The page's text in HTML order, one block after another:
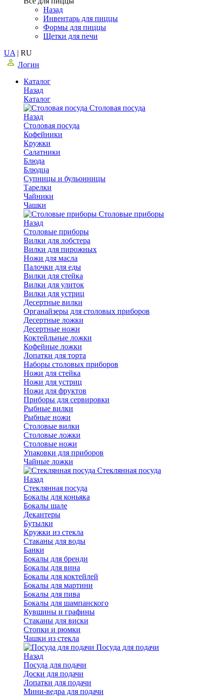
Назад
Инвентарь для пиццы
Формы для пиццы
Щетки для печи
UA | RU
Логин
Каталог
Назад
Каталог
Столовая посуда
Назад
Столовая посуда
Кофейники
Кружки
Салатники
Блюда
Блюдца
Супницы и бульонницы
Тарелки
Чайники
Чашки
Cтоловые приборы
Назад
Cтоловые приборы
Вилки для лобстера
Вилки для пирожных
Ножи для масла
Палочки для еды
Вилки для стейка
Вилки для улиток
Вилки для устриц
Десертные вилки
Органайзеры для столовых приборов
Десертные ложки
Десертные ножи
Коктейльные ложки
Кофейные ложки
Лопатки для торта
Наборы столовых приборов
Ножи для стейка
Ножи для устриц
Ножи для фруктов
Приборы для сервировки
Рыбные вилки
Рыбные ножи
Столовые вилки
Столовые ложки
Столовые ножи
Упаковки для приборов
Чайные ложки
Стеклянная посуда
Назад
Стеклянная посуда
Бокалы для коньяка
Бокалы шале
Декантеры
Бутылки
Кружки из стекла
Стаканы для воды
Банки
Бокалы для бренди
Бокалы для вина
Бокалы для коктейлей
Бокалы для мартини
Бокалы для пива
Бокалы для шампанского
Кувшины и графины
Стаканы для виски
Стопки и рюмки
Чашки из стекла
Посуда для подачи
Назад
Посуда для подачи
Доски для подачи
Лопатки для подачи
Мини-ведра для подачи